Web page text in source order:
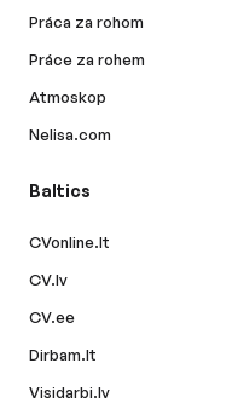
Práca za rohom
Práce za rohem
Atmoskop
Nelisa.com
Baltics
CVonline.lt
CV.lv
CV.ee
Dirbam.lt
Visidarbi.lv